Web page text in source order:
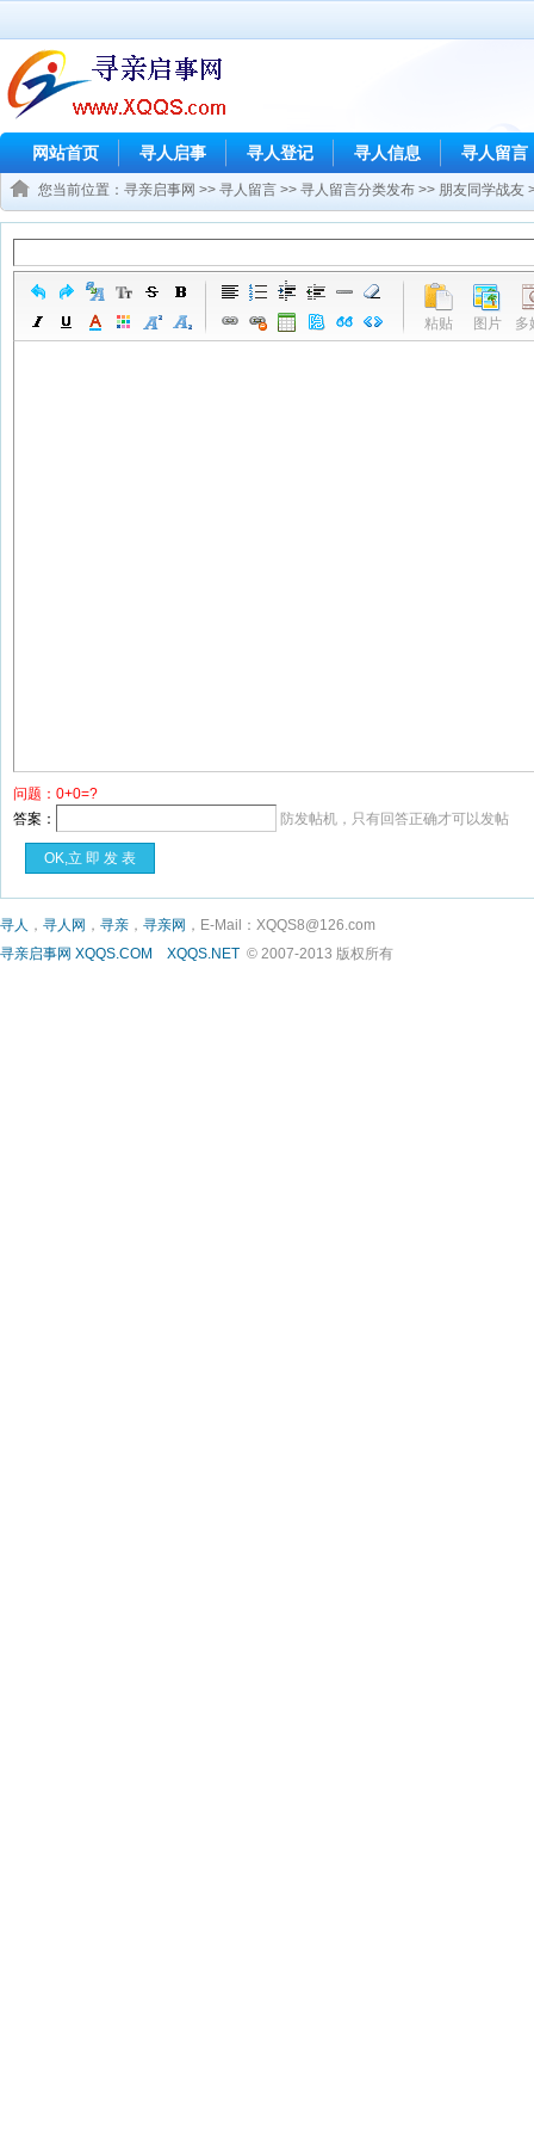
网站首页 寻人启事 寻人登记 寻人信息 寻人留言
您当前位置： 寻亲启事网 >> 寻人留言 >> 寻人留言分类发布 >> 朋友同学战友
问题：0+0=?
答案：
防发帖机，只有回答正确才可以发帖
寻人 ， 寻人网 ， 寻亲 ， 寻亲网 ，E-Mail：XQQS8@126.com
寻亲启事网 XQQS.COM XQQS.NET © 2007-2013 版权所有